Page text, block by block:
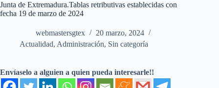
Junta de Extremadura.Tablas retributivas establecidas con
fecha 19 de marzo de 2024
webmastersgtex
20 marzo, 2024
Actualidad, Administración, Sin categoría
Envíaselo a alguien a quien pueda interesarle!!